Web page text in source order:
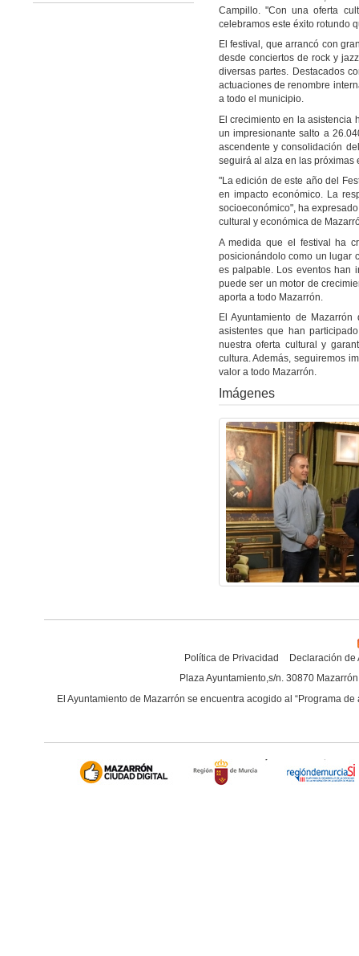
Campillo. "Con una oferta
celebramos este éxito rotundo
El festival, que arrancó con
desde conciertos de rock y
diversas partes. Destacados
actuaciones de renombre
a todo el municipio.
El crecimiento en la asistencia
un impresionante salto a
ascendente y consolidación
seguirá al alza en las próximas
"La edición de este año del
en impacto económico. La
socioeconómico", ha
cultural y económica de
A medida que el festival ha
posicionándolo como un lugar
es palpable. Los eventos han
puede ser un motor de
aporta a todo Mazarrón.
El Ayuntamiento de
asistentes que han
nuestra oferta cultural y
cultura. Además, seguiremos
valor a todo Mazarrón.
Imágenes
Política de Privacidad
Declaración de
Plaza Ayuntamiento,s/n. 30870
El Ayuntamiento de Mazarrón se encuentra acogido al “Programa de